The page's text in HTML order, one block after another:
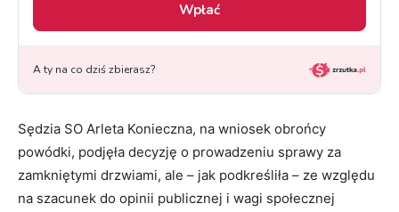
Sędzia SO Arleta Konieczna, na wniosek obrońcy
powódki, podjęła decyzję o prowadzeniu sprawy za
zamkniętymi drzwiami, ale – jak podkreśliła – ze względu
na szacunek do opinii publicznej i wagi społecznej